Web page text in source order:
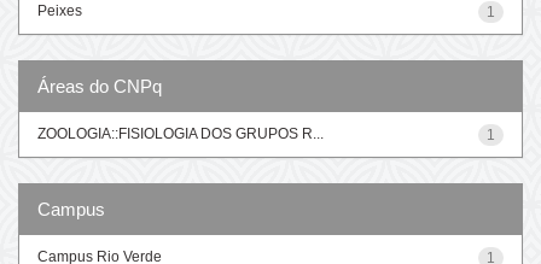
1
Peixes
Áreas do CNPq
1
ZOOLOGIA::FISIOLOGIA DOS GRUPOS R...
Campus
1
Campus Rio Verde